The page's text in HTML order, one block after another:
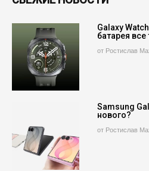
Galaxy
батарея все
от Ростислав
Samsung
нового?
от Ростислав